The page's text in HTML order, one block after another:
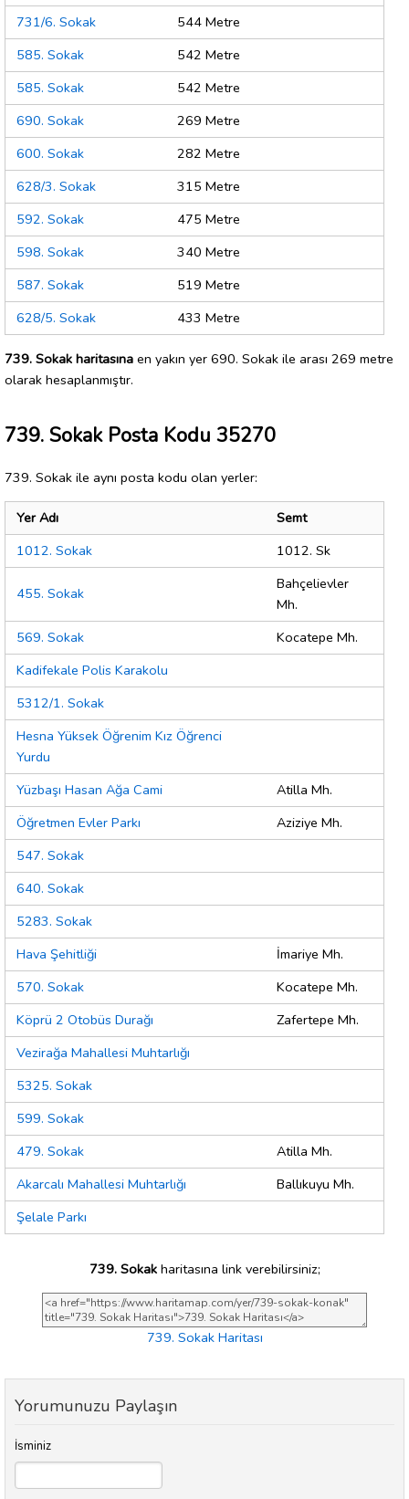
731/6. Sokak
544 Metre
585. Sokak
542 Metre
585. Sokak
542 Metre
690. Sokak
269 Metre
600. Sokak
282 Metre
628/3. Sokak
315 Metre
592. Sokak
475 Metre
598. Sokak
340 Metre
587. Sokak
519 Metre
628/5. Sokak
433 Metre
739. Sokak haritasına en yakın yer 690. Sokak ile arası 269 metre
olarak hesaplanmıştır.
739. Sokak Posta Kodu 35270
739. Sokak ile aynı posta kodu olan yerler:
Yer Adı
Semt
1012. Sokak
1012. Sk
455. Sokak
Bahçelievler
Mh.
569. Sokak
Kocatepe Mh.
Kadifekale Polis Karakolu
5312/1. Sokak
Hesna Yüksek Öğrenim Kız Öğrenci
Yurdu
Yüzbaşı Hasan Ağa Cami
Atilla Mh.
Öğretmen Evler Parkı
Aziziye Mh.
547. Sokak
640. Sokak
5283. Sokak
Hava Şehitliği
İmariye Mh.
570. Sokak
Kocatepe Mh.
Köprü 2 Otobüs Durağı
Zafertepe Mh.
Vezirağa Mahallesi Muhtarlığı
5325. Sokak
599. Sokak
479. Sokak
Atilla Mh.
Akarcalı Mahallesi Muhtarlığı
Ballıkuyu Mh.
Şelale Parkı
739. Sokakharitasına link verebilirsiniz;
739. Sokak Haritası
Yorumunuzu Paylaşın
İsminiz